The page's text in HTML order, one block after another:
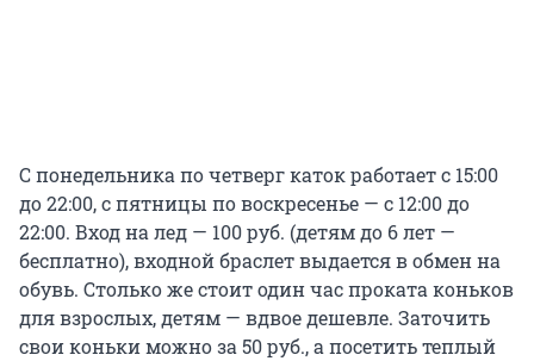
С понедельника по четверг каток работает с 15:00
до 22:00, с пятницы по воскресенье — с 12:00 до
22:00. Вход на лед — 100 руб. (детям до 6 лет —
бесплатно), входной браслет выдается в обмен на
обувь. Столько же стоит один час проката коньков
для взрослых, детям — вдвое дешевле. Заточить
свои коньки можно за 50 руб., а посетить теплый